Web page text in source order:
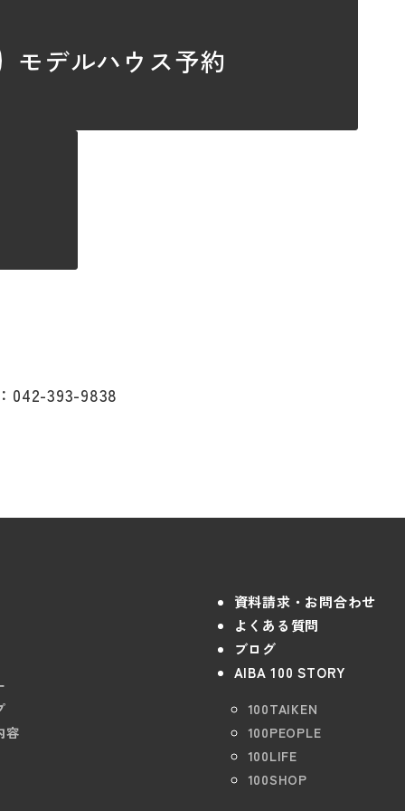
モデルハウス予約
042-393-9838
容
資料請求・お問合わせ
よくある質問
ブログ
AIBA 100 STORY
100TAIKEN
100PEOPLE
100LIFE
100SHOP